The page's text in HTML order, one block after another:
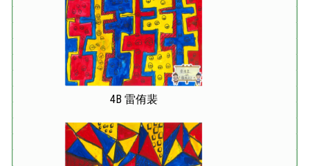
4B 雷侑裴